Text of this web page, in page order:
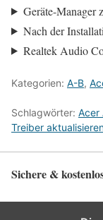
Geräte-Manager
Nach der
Realtek Audio
Kategorien: A-B,
Schlagwörter: Acer
Treiber
Sichere &